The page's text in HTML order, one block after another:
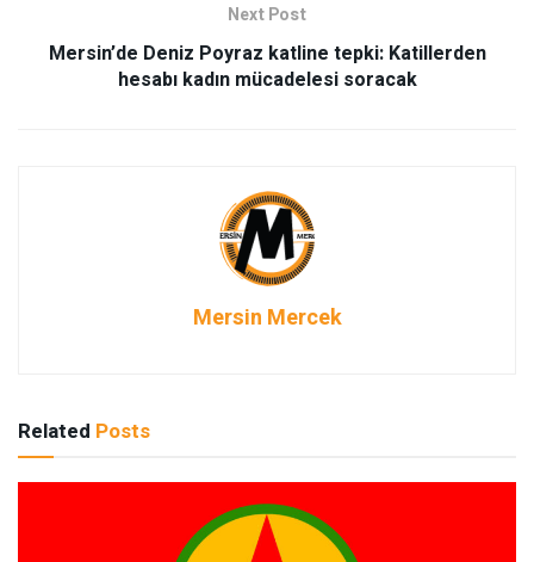
Next Post
Mersin’de Deniz Poyraz katline tepki: Katillerden
hesabı kadın mücadelesi soracak
Mersin Mercek
Related Posts